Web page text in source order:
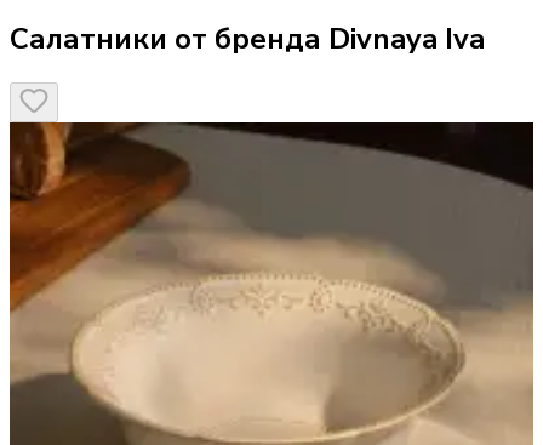
Салатники от бренда Divnaya Iva